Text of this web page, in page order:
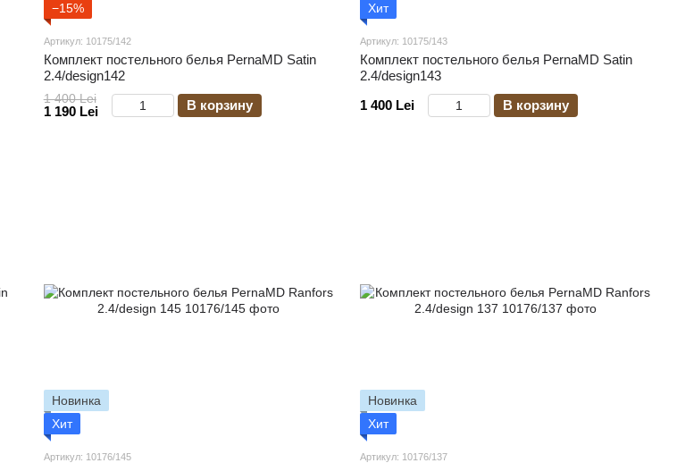
−15%
Артикул: 10175/142
Комплект постельного белья PernaMD Satin
2.4/design142
1 400 Lei
1 190 Lei В корзину
Хит
Артикул: 10175/143
Комплект постельного белья PernaMD Satin
2.4/design143
1 400 Lei
В корзину
Новинка
Хит
Артикул: 10176/145
Новинка
Хит
Артикул: 10176/137